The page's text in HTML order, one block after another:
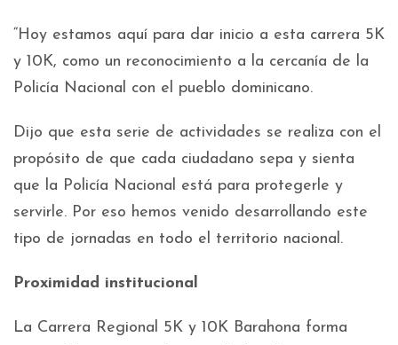
“Hoy estamos aquí para dar inicio a esta carrera 5K
y 10K, como un reconocimiento a la cercanía de la
Policía Nacional con el pueblo dominicano.
Dijo que esta serie de actividades se realiza con el
propósito de que cada ciudadano sepa y sienta
que la Policía Nacional está para protegerle y
servirle. Por eso hemos venido desarrollando este
tipo de jornadas en todo el territorio nacional.
Proximidad institucional
La Carrera Regional 5K y 10K Barahona forma